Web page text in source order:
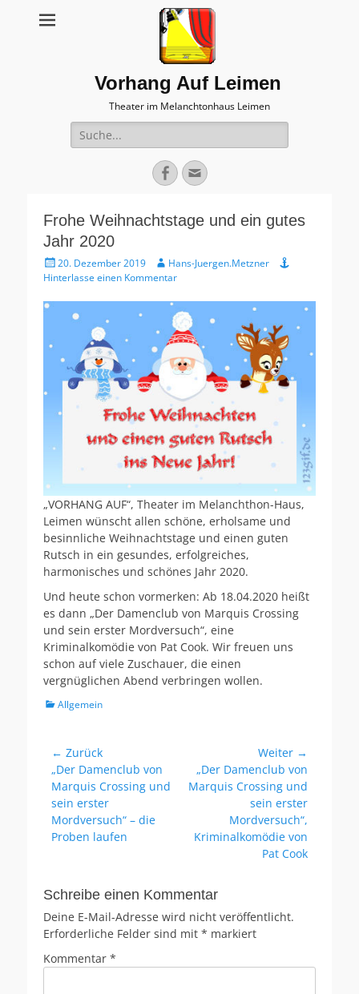
Vorhang Auf Leimen
Theater im Melanchtonhaus Leimen
Suche
nach:
Facebook
E-
Mail
Frohe Weihnachtstage und ein gutes
Jahr 2020
Veröffentlicht
am
20. Dezember 2019 AutorHans-Juergen.Metzner
Hinterlasse einen Kommentar
„VORHANG AUF“, Theater im Melanchthon-Haus,
Leimen wünscht allen schöne, erholsame und
besinnliche Weihnachtstage und einen guten
Rutsch in ein gesundes, erfolgreiches,
harmonisches und schönes Jahr 2020.
Und heute schon vormerken: Ab 18.04.2020 heißt
es dann „Der Damenclub von Marquis Crossing
und sein erster Mordversuch“, eine
Kriminalkomödie von Pat Cook. Wir freuen uns
schon auf viele Zuschauer, die einen
vergnüglichen Abend verbringen wollen.
Kategorien
Allgemein
Beitragsnavigation
← Zurück
Vorheriger
Beitrag:
„Der Damenclub von
Marquis Crossing und
sein erster
Mordversuch“ – die
Proben laufen
Weiter →
Nächster
Beitrag:
„Der Damenclub von
Marquis Crossing und
sein erster
Mordversuch“,
Kriminalkomödie von
Pat Cook
Schreibe einen Kommentar
Deine E-Mail-Adresse wird nicht veröffentlicht.
Erforderliche Felder sind mit * markiert
Kommentar *